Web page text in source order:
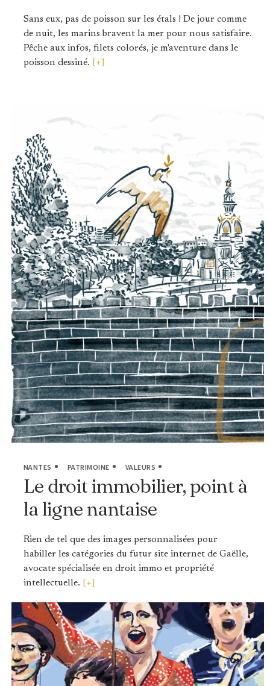
Sans eux, pas de poisson sur les étals ! De jour comme
de nuit, les marins bravent la mer pour nous satisfaire.
Pêche aux infos, filets colorés, je m'aventure dans le
poisson dessiné. [+]
NANTES PATRIMOINE VALEURS
Le droit immobilier, point à
la ligne nantaise
Rien de tel que des images personnalisées pour
habiller les catégories du futur site internet de Gaëlle,
avocate spécialisée en droit immo et propriété
intellectuelle. [+]